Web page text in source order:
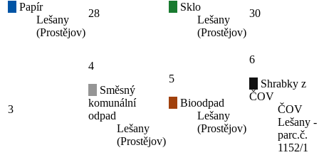
Papír
Lešany
(Prostějov)
28
Sklo
Lešany
(Prostějov)
30
3
4
Směsný
komunální
odpad
Lešany
(Prostějov)
5
Bioodpad
Lešany
(Prostějov)
6
Shrabky z
ČOV
ČOV
Lešany -
parc.č.
1152/1